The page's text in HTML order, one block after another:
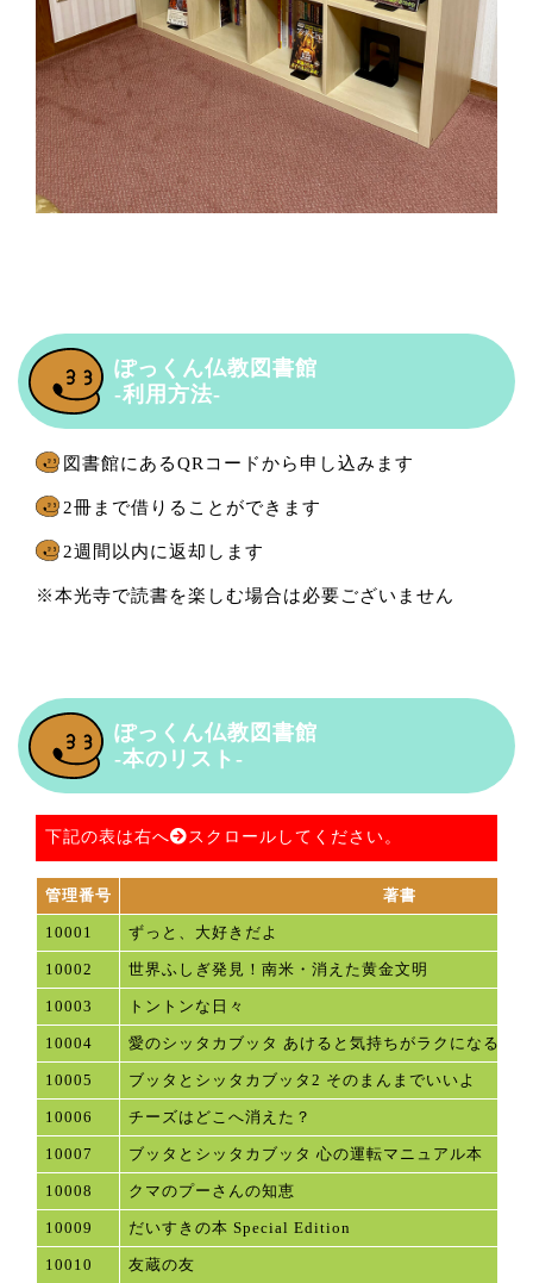
ぽっくん仏教図書館
-利用方法-
図書館にあるQRコードから申し込みます
2冊まで借りることができます
2週間以内に返却します
本光寺で読書を楽しむ場合は必要ございません
ぽっくん仏教図書館
-本のリスト-
下記の表は右へ スクロールしてください。
管理番号 著書
10001 ずっと、大好きだよ
10002 世界ふしぎ発見！南米・消えた黄金文明
10003 トントンな日々
10004 愛のシッタカブッタ あけると気持ちがラクになる本
10005 ブッタとシッタカブッタ2 そのまんまでいいよ
10006 チーズはどこへ消えた？
10007 ブッタとシッタカブッタ 心の運転マニュアル本
10008 クマのプーさんの知恵
10009 だいすきの本 Special Edition
10010 友蔵の友